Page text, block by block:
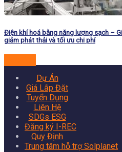
Điện khí hoá bằng năng lượng sạch –
giảm phát thải và tối ưu chi phí
Dự Án
Giá Lắp Đặt
Tuyển Dụng
Liên Hệ
SDGs ESG
Đăng ký I-REC
Quy Định
Trung tâm hỗ trợ Solplanet